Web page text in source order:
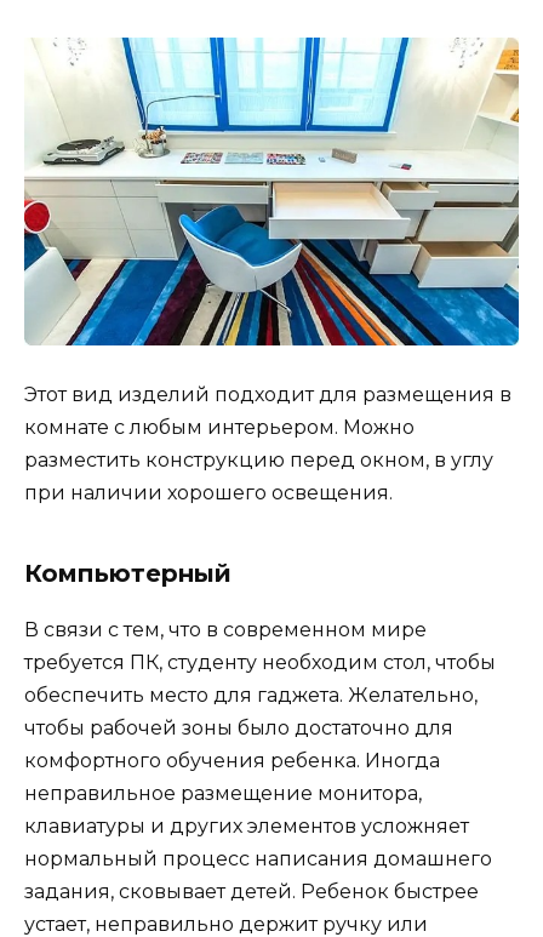
Этот вид изделий подходит для размещения в
комнате с любым интерьером. Можно
разместить конструкцию перед окном, в углу
при наличии хорошего освещения.
Компьютерный
В связи с тем, что в современном мире
требуется ПК, студенту необходим стол, чтобы
обеспечить место для гаджета. Желательно,
чтобы рабочей зоны было достаточно для
комфортного обучения ребенка. Иногда
неправильное размещение монитора,
клавиатуры и других элементов усложняет
нормальный процесс написания домашнего
задания, сковывает детей. Ребенок быстрее
устает, неправильно держит ручку или